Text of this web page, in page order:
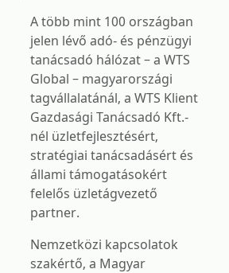
A több mint 100 országban
jelen lévő adó- és pénzügyi
tanácsadó hálózat – a WTS
Global – magyarországi
tagvállalatánál, a WTS Klient
Gazdasági Tanácsadó Kft.-
nél üzletfejlesztésért,
stratégiai tanácsadásért és
állami támogatásokért
felelős üzletágvezető
partner.
Nemzetközi kapcsolatok
szakértő, a Magyar